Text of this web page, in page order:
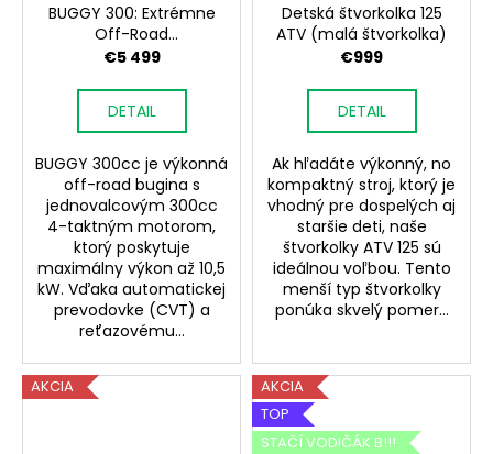
BUGGY 300: Extrémne
Off-Road
Dobrodružstvo | Silný a
Pre Adrenalínové
Zážitky
€5 499
DETAIL
BUGGY 300cc je výkonná
off-road bugina s
jednovalcovým 300cc
4-taktným motorom,
ktorý poskytuje
maximálny výkon až 10,5
kW. Vďaka automatickej
prevodovke (CVT) a
reťazovému...
Detská štvorkolka 125
ATV (malá štvorkolka)
€999
DETAIL
Ak hľadáte výkonný, no
kompaktný stroj, ktorý je
vhodný pre dospelých aj
staršie deti, naše
štvorkolky ATV 125 sú
ideálnou voľbou. Tento
menší typ štvorkolky
ponúka skvelý pomer...
AKCIA
AKCIA
TOP
STAČÍ VODIČÁK B!!!